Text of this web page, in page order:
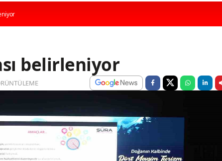
belirleniyor